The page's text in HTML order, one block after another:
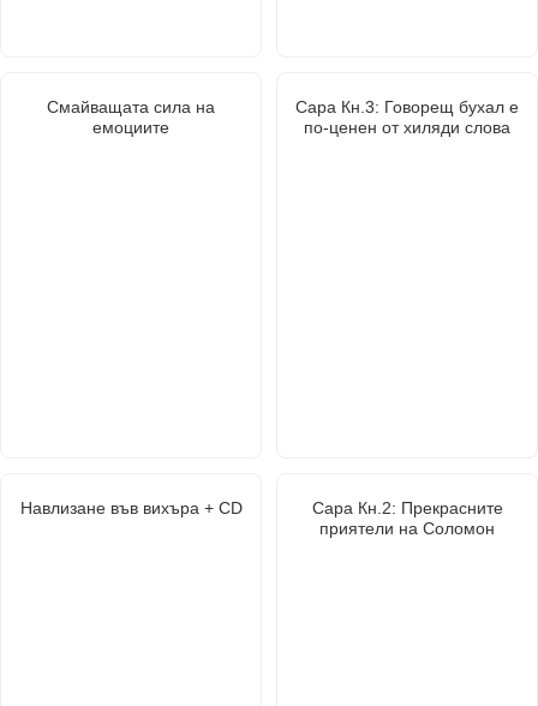
Смайващата сила на
емоциите
Сара Кн.3: Говорещ бухал е
по-ценен от хиляди слова
Навлизане във вихъра + CD
Сара Кн.2: Прекрасните
приятели на Соломон